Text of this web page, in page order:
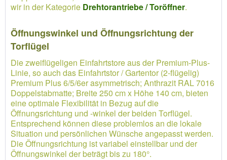
wir in der Kategorie Drehtorantriebe / Toröffner.
Öffnungswinkel und Öffnungsrichtung der
Torflügel
Die zweiflügeligen Einfahrtstore aus der Premium-Plus-
Linie, so auch das Einfahrtstor / Gartentor (2-flügelig)
Premium Plus 6/5/6er asymmetrisch; Anthrazit RAL 7016
Doppelstabmatte; Breite 250 cm x Höhe 140 cm, bieten
eine optimale Flexibilität in Bezug auf die
Öffnungsrichtung und -winkel der beiden Torflügel.
Entsprechend können diese problemlos an die lokale
Situation und persönlichen Wünsche angepasst werden.
Die Öffnungsrichtung ist variabel einstellbar und der
Öffnungswinkel der beträgt bis zu 180°.